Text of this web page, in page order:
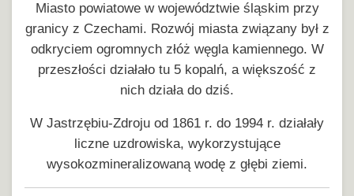
Miasto powiatowe w województwie śląskim przy
granicy z Czechami. Rozwój miasta związany był z
odkryciem ogromnych złóż węgla kamiennego. W
przeszłości działało tu 5 kopalń, a większość z
nich działa do dziś.
W Jastrzębiu-Zdroju od 1861 r. do 1994 r. działały
liczne uzdrowiska, wykorzystujące
wysokozmineralizowaną wodę z głębi ziemi.